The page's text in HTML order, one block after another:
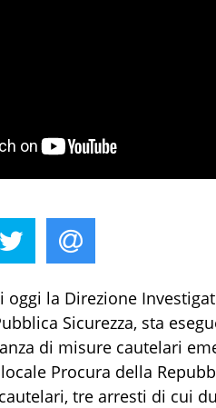
oggi la Direzione
Sicurezza, sta
di misure cautelari
Procura della
tre arresti di cui